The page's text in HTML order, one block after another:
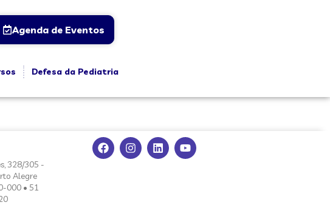
Agenda de Eventos
Defesa da Pediatria
328/305 -
Alegre
000 • 51